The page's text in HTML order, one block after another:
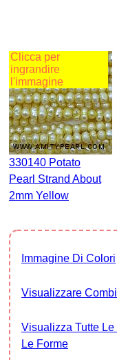
Clicca per
ingrandire
l'immagine
330140 Potato
Pearl Strand About
2mm Yellow
Immagine Di Colori
Visualizzare
Visualizza Tutte Le Dimensioni ( Tinti ) 1.5-4mm Tutte
Le Forme